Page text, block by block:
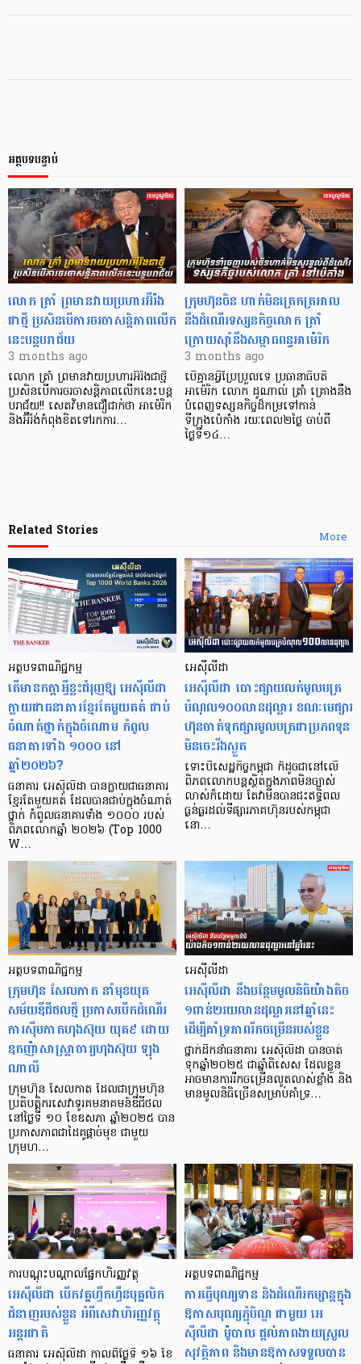
អត្ថបទបន្ទាប់
លោក ត្រាំ ព្រមានវាយប្រហារអ៊ីរ៉ង
ជាថ្មី ប្រសិនបើការចរចាសន្តិភាពលើក
នេះបន្តបរាជ័យ
3 months ago
លោក ត្រាំ ព្រមានវាយប្រហារអ៊ីរ៉ងជាថ្មី
ប្រសិនបើការចរចាសន្តិភាពលើកនេះបន្ត
បរាជ័យ!! សេតវិមានជឿជាក់ថា អាម៉េរិក
និងអ៊ីរ៉ង់កំពុងខិតទៅរកការ…
ក្រុមហ៊ុនចិន ហាក់មិនត្រេកត្រអាល
នឹងដំណើរទស្សនកិច្ចលោក ត្រាំ
ក្រោយស៊ាំនឹងសម្ពាធពន្ធអាម៉េរិក
3 months ago
បើគ្មានអ្វីប្រែប្រួលទេ ប្រធានាធិបតី
អាម៉េរិក លោក ដូណាល់ ត្រាំ គ្រោងនឹង
បំពេញទស្សនកិច្ចដ៏កម្រទៅកាន់
ទីក្រុងប៉េកាំង រយៈពេល២ថ្ងៃ ចាប់ពី
ថ្ងៃទី១៤…
More
Related Stories
អត្ថបទពាណិជ្ជកម្ម
តើមានកត្តាអ្វីខ្លះជំរុញឱ្យ អេស៊ីលីដា
ក្លាយជាធនាគារខ្មែរតែមួយគត់ ជាប់
ចំណាត់ថ្នាក់ក្នុងចំណោម កំពូល
ធនាគារទាំង ១០០០ នៅ
ឆ្នាំ២០២៦?
ធនាគារ អេស៊ីលីដា បានក្លាយជាធនាគារ
ខ្មែរតែមួយគត់ ដែលបានជាប់ក្នុងចំណាត់
ថ្នាក់ កំពូលធនាគារទាំង ១០០០ របស់
ពិភពលោកឆ្នាំ ២០២៦ (Top 1000
W…
អេស៊ីលីដា
អេស៊ីលីដា បោះផ្សាយលក់មូលបត្រ
បំណុល១០០លានដុល្លារ ខណៈមេផ្សារ
ហ៊ុនចាត់ទុកផ្សារមូលបត្រជាប្រភពទុន
មិនចេះរីងស្ងួត
ទោះបីសេដ្ឋកិច្ចកម្ពុជា ក៏ដូចជានៅលើ
ពិភពលោកបន្តស្ថិតក្នុងភាពមិនច្បាស់
លាស់ក៏ដោយ តែវាមិនបានជះឥទ្ធិពល
ធ្ងន់ធ្ងរដល់ទីផ្សារភាគហ៊ុនរបស់កម្ពុជា
នោ…
អត្ថបទពាណិជ្ជកម្ម
ក្រុមហ៊ុន សែលកាត នាំមុខយុគ
សម័យឌីជីថលថ្មី ប្រកាសបើកដំណើរ
ការស៊ីមកាតហុងស៊ុយ យុគ៩ ដោយ
ឧកញ៉ាសាស្ត្រាចារ្យហុងស៊ុយ ឡុង
ណាលី
ក្រុមហ៊ុន សែលកាត ដែលជាក្រុមហ៊ុន
ប្រតិបត្តិករសេវាទូរគមនាគមន៍ឌីជីថល
នៅថ្ងៃទី ១០ ខែឧសភា ឆ្នាំ២០២៥ បាន
ប្រកាសភាពជាដៃគូផ្តាច់មុខ ជាមួយ
ក្រុមហ…
អេស៊ីលីដា
អេស៊ីលីដា នឹងបន្ថែមមូលនិធិយ៉ាងតិច
១ពាន់២រយលានដុល្លារនៅឆ្នាំនេះ
ដើម្បីគាំទ្រភាពរីកចម្រើនរបស់ខ្លួន
ថ្នាក់ដឹកនាំធនាគារ អេស៊ីលីដា បានចាត់
ទុកឆ្នាំ២០២៥ ជាឆ្នាំពិសេស ដែលខ្លួន
អាចមានការរីកចម្រើនលូតលាស់ខ្លាំង និង
មានមូលនិធិច្រើនសម្រាប់គាំទ្រ…
ការបណ្ដុះបណ្ដាលផ្នែកហិរញ្ញវត្ថុ
អេស៊ីលីដា បើកវគ្គហ្វឹកហ្វឺនបុគ្គលិក
ជំនាញរបស់ខ្លួន អំពីសេវាហិរញ្ញវត្ថុ
អន្តរជាតិ
ធនាគារ អេស៊ីលីដា កាលពីថ្ងៃទី ១៦ ខែ
អត្ថបទពាណិជ្ជកម្ម
ការធ្វើបុណ្យទាន និងដំណើរកម្សាន្ដក្នុង
ឱកាសបុណ្យភ្ជុំបិណ្ឌ ជាមួយ អេ
ស៊ីលីដា ម៉ូបាល ផ្ដល់ភាពងាយស្រួល
សុវត្ថិភាព និងមានឱកាសទទួលបាន